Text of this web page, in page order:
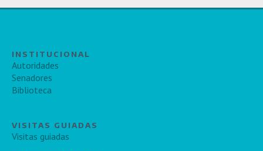
INSTITUCIONAL
Autoridades
Senadores
Biblioteca
VISITAS GUIADAS
Visitas guiadas